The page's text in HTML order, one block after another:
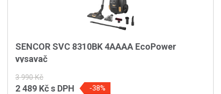
SENCOR SVC 8310BK 4AAAA EcoPower
vysavač
3 990 Kč
2 489 Kčs DPH -38%